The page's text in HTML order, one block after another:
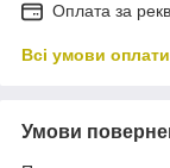
Оплата за
Всі умови оплати
Умови